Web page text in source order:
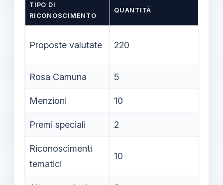
TIPO DI
RICONOSCIMENTO
QUANTITÀ
Proposte valutate 220
Rosa Camuna 5
Menzioni 10
Premi speciali 2
Riconoscimenti
tematici
10